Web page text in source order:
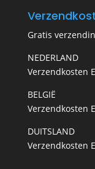
Gratis
NEDERLAND
Verzendkosten
BELGIË
Verzendkosten
DUITSLAND
Verzendkosten